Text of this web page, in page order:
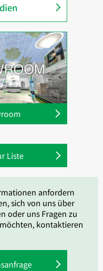
Liste
anfordern
sich von uns über
oder uns Fragen zu
kontaktieren